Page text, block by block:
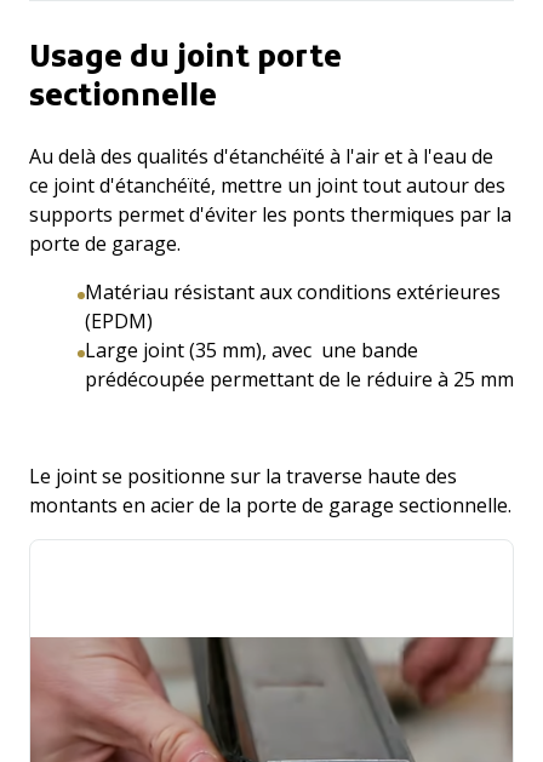
Usage du joint porte
sectionnelle
Au delà des qualités d'étanchéïté à l'air et à l'eau de
ce joint d'étanchéïté, mettre un joint tout autour des
supports permet d'éviter les ponts thermiques par la
porte de garage.
Matériau résistant aux conditions extérieures
(EPDM)
Large joint (35 mm), avec une bande
prédécoupée permettant de le réduire à 25 mm
Le joint se positionne sur la traverse haute des
montants en acier de la porte de garage sectionnelle.